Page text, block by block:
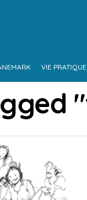
VIE PRATIQUE